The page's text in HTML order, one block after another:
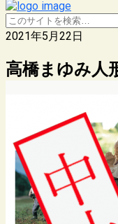
2021年5月22日
高橋まゆみ人